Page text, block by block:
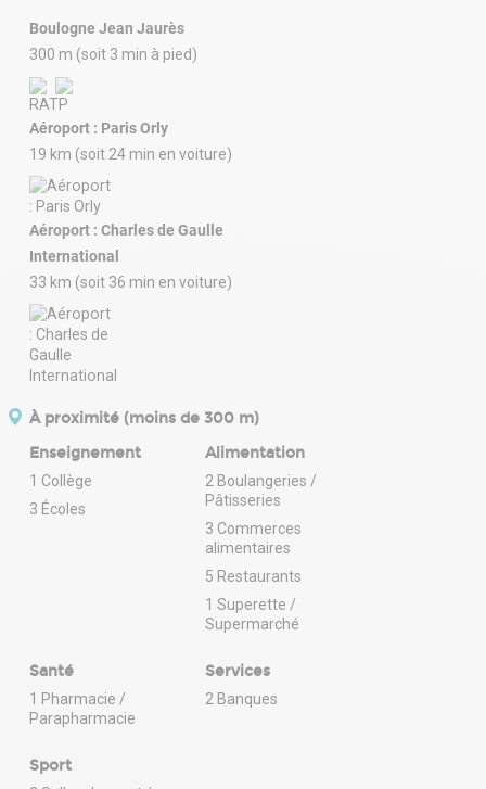
Boulogne Jean Jaurès
300 m (soit 3 min à pied)
Aéroport : Paris Orly
19 km (soit 24 min en voiture)
Aéroport : Charles de Gaulle
International
33 km (soit 36 min en voiture)
À proximité (moins de 300 m)
Enseignement
1 Collège
3 Écoles
Alimentation
2 Boulangeries /
Pâtisseries
3 Commerces
alimentaires
5 Restaurants
1 Superette /
Supermarché
Santé
1 Pharmacie /
Parapharmacie
Services
2 Banques
Sport